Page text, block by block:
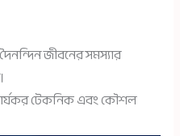
জীবনের সমস্যার
টেকনিক এবং কৌশল